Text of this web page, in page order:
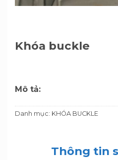
Khóa buckle
Mô tả:
Danh mục: KHÓA BUCKLE
Thông tin